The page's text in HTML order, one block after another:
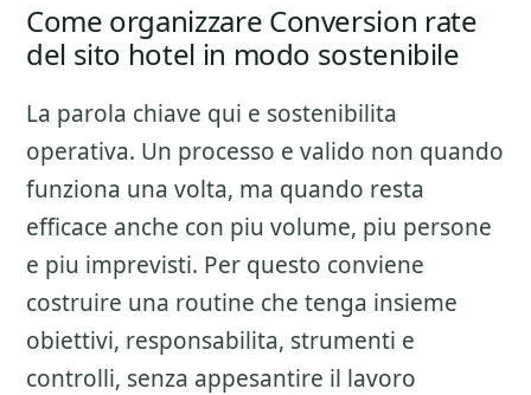
Come organizzare Conversion rate
del sito hotel in modo sostenibile
La parola chiave qui e sostenibilita
operativa. Un processo e valido non quando
funziona una volta, ma quando resta
efficace anche con piu volume, piu persone
e piu imprevisti. Per questo conviene
costruire una routine che tenga insieme
obiettivi, responsabilita, strumenti e
controlli, senza appesantire il lavoro